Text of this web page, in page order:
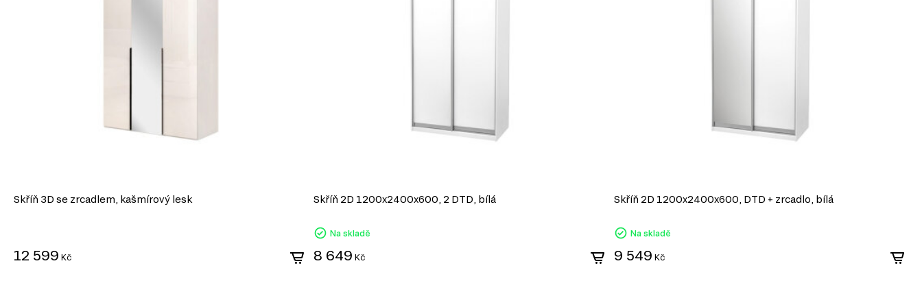
mezi dekory lze narazit na svícny, keramické figurky, vyšívané ubrusy, starožitné hodiny atd.;
Skříň 3D se zrcadlem, kašmírový lesk
12 599 Kč
Skříň 2D 1200x2400x600, 2 DTD, bílá
Na skladě
8 649 Kč
Skříň 2D 1200x2400x600, DTD + zrcadlo, bílá
Na skladě
9 549 Kč